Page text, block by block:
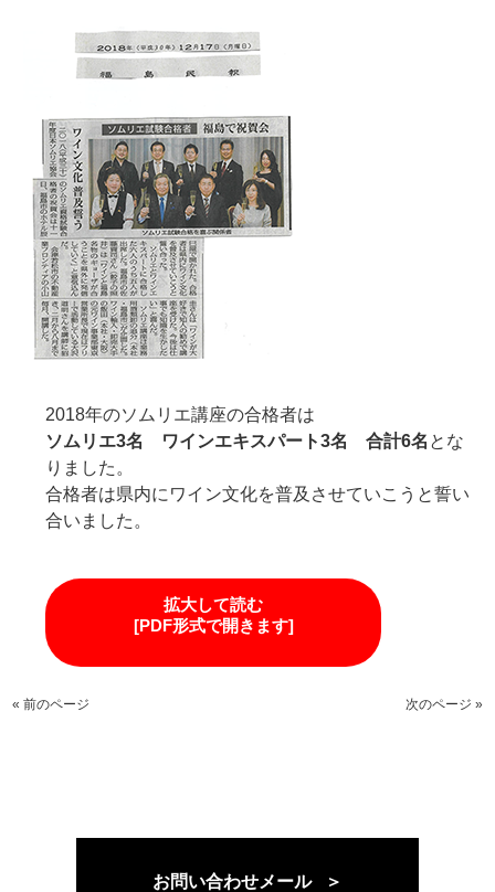
2018年のソムリエ講座の合格者は
ソムリエ3名 ワインエキスパート3名 合計6名 とな
りました。
合格者は県内にワイン文化を普及させていこうと誓い
合いました。
拡大して読む
[PDF形式で開きます]
« 前のページ 次のページ »
お問い合わせメール ＞